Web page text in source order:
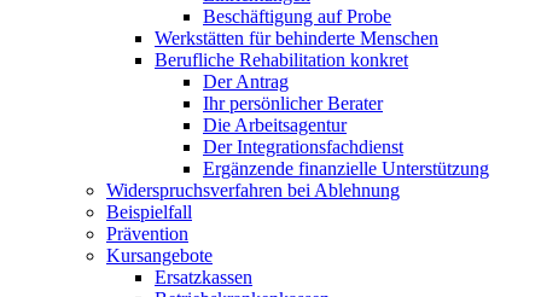
Beschäftigung auf Probe
Werkstätten für behinderte Menschen
Berufliche Rehabilitation konkret
Der Antrag
Ihr persönlicher Berater
Die Arbeitsagentur
Der Integrationsfachdienst
Ergänzende finanzielle Unterstützung
Widerspruchsverfahren bei Ablehnung
Beispielfall
Prävention
Kursangebote
Ersatzkassen